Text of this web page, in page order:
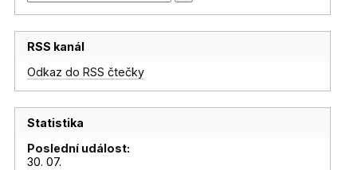
RSS kanál
Odkaz do RSS čtečky
Statistika
Poslední událost:
30. 07.